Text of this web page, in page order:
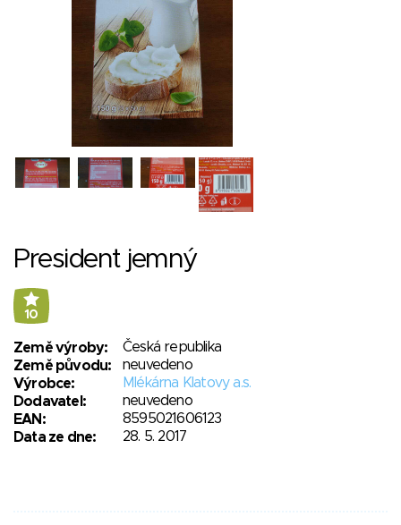
President jemný
10
Země výroby:
Česká republika
Země původu:
neuvedeno
Výrobce:
Mlékárna Klatovy a.s.
Dodavatel:
neuvedeno
EAN:
8595021606123
Data ze dne:
28. 5. 2017